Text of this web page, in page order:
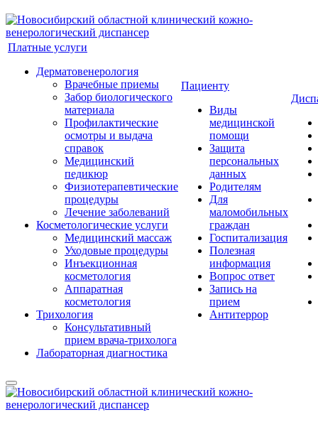
Платные услуги
Дерматовенерология
Врачебные приемы
Забор биологического
материала
Профилактические
осмотры и выдача
справок
Медицинский
педикюр
Физиотерапевтические
процедуры
Лечение заболеваний
Косметологические услуги
Медицинский массаж
Уходовые процедуры
Инъекционная
косметология
Аппаратная
косметология
Трихология
Консультативный
прием врача-трихолога
Лабораторная диагностика
Пациенту
Виды
медицинской
помощи
Защита
персональных
данных
Родителям
Для
маломобильных
граждан
Госпитализация
Полезная
информация
Вопрос ответ
Запись на
прием
Антитеррор